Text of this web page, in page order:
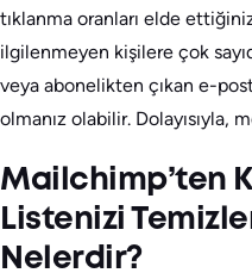
tıklanma oranları elde
ilgilenmeyen kişilere çok
veya abonelikten çıkan e-
olmanız olabilir. Dolayısıyla,
Mailchimp’ten
Listenizi
Nelerdir?